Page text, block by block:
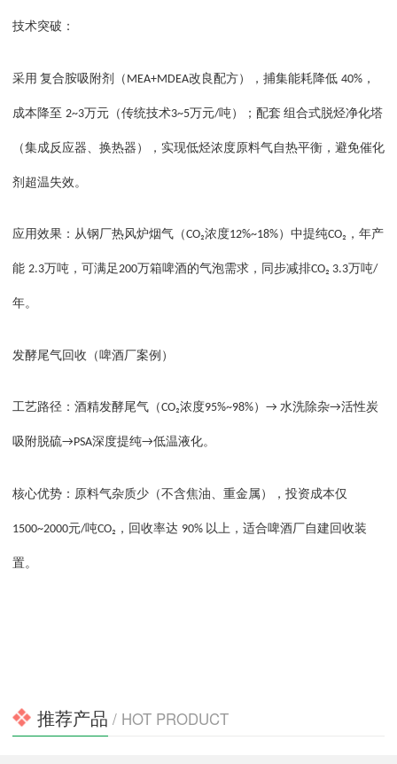
技术突破：
采用 复合胺吸附剂（ MEA+MDEA改良配方），捕集能耗降低 40% ，
成本降至 2~3万元（传统技术3~5万元/吨） ； 配套 组合式脱烃净化塔
（集成反应器、换热器），实现低烃浓度原料气自热平衡，避免催化
剂超温失效。
应用效果：从钢厂热风炉烟气（CO₂浓度12%~18%）中提纯CO₂ ，年产
能 2.3万吨，可满足200万箱啤酒的气泡需求，同步减排CO₂ 3.3万吨/
年。
发酵尾气回收（啤酒厂案例）
工艺路径：酒精发酵尾气（CO₂浓度95%~98%） → 水洗除杂→活性炭
吸附脱硫→PSA深度提纯→低温液化。
核心优势：原料气杂质少（不含焦油、重金属），投资成本仅
1500~2000元/吨CO₂ ，回收率达 90% 以上，适合啤酒厂自建回收装
置。
推荐产品 / HOT PRODUCT